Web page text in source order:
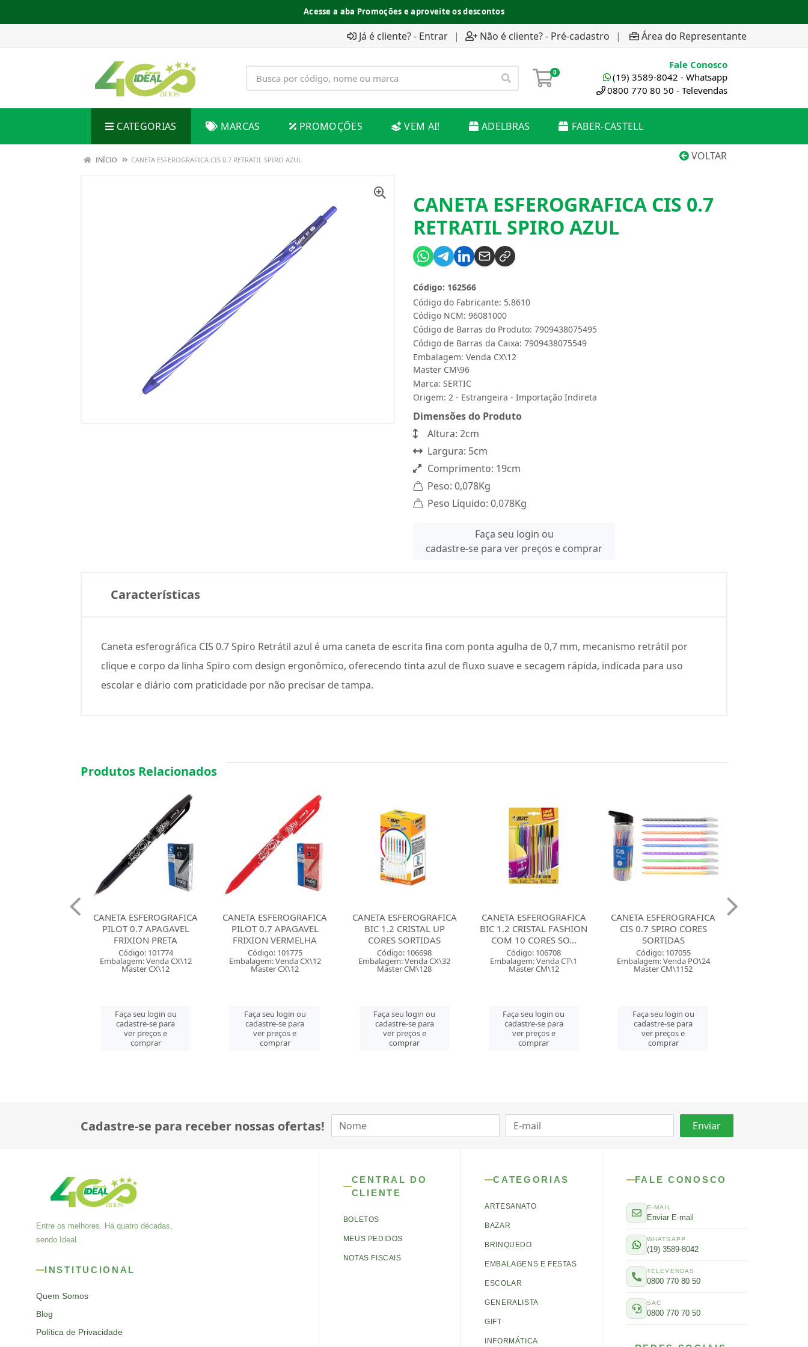
Acesse a aba Promoções e aproveite os descontos
Já é cliente? - Entrar | Não é cliente? - Pré-cadastro | Área do Representante
0
Fale Conosco
(19) 3589-8042 - Whatsapp
0800 770 80 50 - Televendas
CATEGORIAS MARCAS PROMOÇÕES VEM AI! ADELBRAS FABER-CASTELL
VOLTAR
INÍCIO CANETA ESFEROGRAFICA CIS 0.7 RETRATIL SPIRO AZUL
CANETA ESFEROGRAFICA CIS 0.7
RETRATIL SPIRO AZUL
Código do Fabricante: 5.8610
Código: 162566
Código NCM: 96081000
Código de Barras do Produto: 7909438075495
Código de Barras da Caixa: 7909438075549
Embalagem: Venda CX\12
Master CM\96
Marca: SERTIC
Origem: 2 - Estrangeira - Importação Indireta
Dimensões do Produto
Altura: 2cm
Largura: 5cm
Comprimento: 19cm
Peso: 0,078Kg
Peso Líquido: 0,078Kg
Faça seu login ou
cadastre-se para ver preços e comprar
Características
Caneta esferográfica CIS 0.7 Spiro Retrátil azul é uma caneta de escrita fina com ponta agulha de 0,7 mm, mecanismo retrátil por
clique e corpo da linha Spiro com design ergonômico, oferecendo tinta azul de fluxo suave e secagem rápida, indicada para uso
escolar e diário com praticidade por não precisar de tampa.
Produtos Relacionados
CANETA ESFEROGRAFICA
PILOT 0.7 APAGAVEL
FRIXION VERMELHA
Código: 101775
Embalagem: Venda CX\12
Master CX\12
Faça seu login ou
cadastre-se para
ver preços e
comprar
CANETA ESFEROGRAFICA
BIC 1.2 CRISTAL UP
CORES SORTIDAS
Código: 106698
Embalagem: Venda CX\32
Master CM\128
Faça seu login ou
cadastre-se para
ver preços e
comprar
CANETA ESFEROGRAFICA
BIC 1.2 CRISTAL FASHION
COM 10 CORES SO...
Código: 106708
Embalagem: Venda CT\1
Master CM\12
Faça seu login ou
cadastre-se para
ver preços e
comprar
CANETA ESFEROGRAFICA
CIS 0.7 SPIRO CORES
SORTIDAS
Código: 107055
Embalagem: Venda PO\24
Master CM\1152
Faça seu login ou
cadastre-se para
ver preços e
comprar
CANETA ESFEROGRAFICA
BIC 1.2 CRISTAL FASHION
CORES SORTIDAS
Código: 11006
Embalagem: Venda CX\25
Master CM\100
Faça seu login ou
cadastre-se para
ver preços e
comprar
Cadastre-se para receber nossas ofertas!
Entre os melhores. Há quatro décadas,
sendo Ideal.
INSTITUCIONAL
Quem Somos
Blog
Política de Privacidade
CENTRAL DO
CLIENTE
BOLETOS
MEUS PEDIDOS
NOTAS FISCAIS
CATEGORIAS
ARTESANATO
BAZAR
BRINQUEDO
EMBALAGENS E FESTAS
ESCOLAR
GENERALISTA
GIFT
INFORMÁTICA
FALE CONOSCO
E-MAIL
Enviar E-mail
WHATSAPP
(19) 3589-8042
TELEVENDAS
0800 770 80 50
SAC
0800 770 70 50